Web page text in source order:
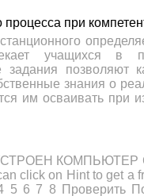
при
учащихся в
задания
знания о
им осваивать при
КОМПЬЮТЕР
click on Hint to get a
6 7 8 Проверить По